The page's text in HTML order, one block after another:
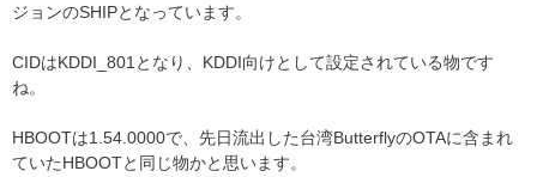
ジョンのSHIPとなっています。
CIDはKDDI_801となり、KDDI向けとして設定されている物です
ね。
HBOOTは1.54.0000で、先日流出した台湾ButterflyのOTAに含まれ
ていたHBOOTと同じ物かと思います。